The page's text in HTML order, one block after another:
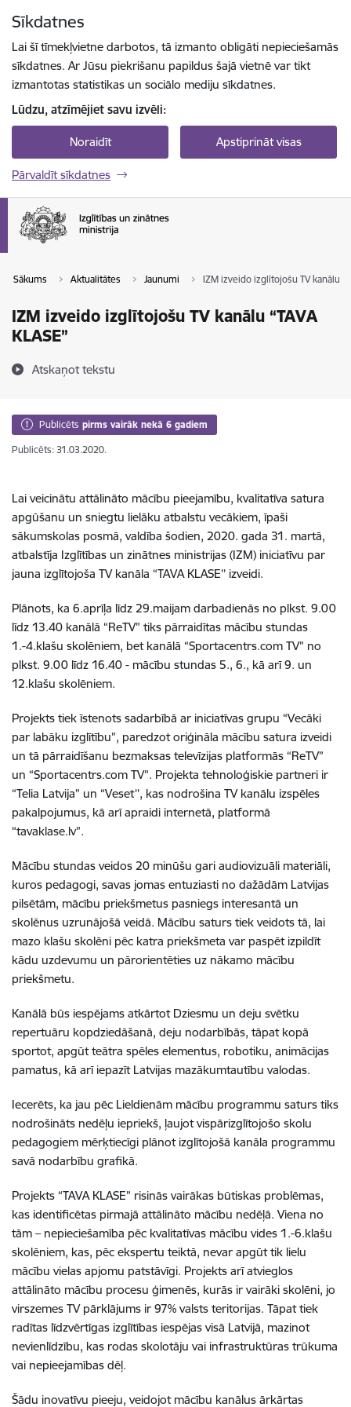
Sīkdatnes
Lai šī tīmekļvietne darbotos, tā izmanto obligāti nepieciešamās
sīkdatnes. Ar Jūsu piekrišanu papildus šajā vietnē var tikt
izmantotas statistikas un sociālo mediju sīkdatnes.
Lūdzu, atzīmējiet savu izvēli:
Noraidīt Apstiprināt visas
Pārvaldīt sīkdatnes
Sākums Aktualitātes Jaunumi IZM izveido izglītojošu TV kanālu
IZM izveido izglītojošu TV kanālu “TAVA
KLASE”
Atskaņot tekstu
Publicēts pirms vairāk nekā 6 gadiem
Publicēts: 31.03.2020.
Lai veicinātu attālināto mācību pieejamību, kvalitatīva satura
apgūšanu un sniegtu lielāku atbalstu vecākiem, īpaši
sākumskolas posmā, valdība šodien, 2020. gada 31. martā,
atbalstīja Izglītības un zinātnes ministrijas (IZM) iniciatīvu par
jauna izglītojoša TV kanāla “TAVA KLASE’’ izveidi.
Plānots, ka 6.aprīļa līdz 29.maijam darbadienās no plkst. 9.00
līdz 13.40 kanālā “ReTV” tiks pārraidītas mācību stundas
1.-4.klašu skolēniem, bet kanālā “Sportacentrs.com TV” no
plkst. 9.00 līdz 16.40 - mācību stundas 5., 6., kā arī 9. un
12.klašu skolēniem.
Projekts tiek īstenots sadarbībā ar iniciatīvas grupu “Vecāki
par labāku izglītību”, paredzot oriģināla mācību satura izveidi
un tā pārraidīšanu bezmaksas televīzijas platformās “ReTV”
un “Sportacentrs.com TV”. Projekta tehnoloģiskie partneri ir
“Telia Latvija” un “Veset’’, kas nodrošina TV kanālu izspēles
pakalpojumus, kā arī apraidi internetā, platformā
“tavaklase.lv”.
Mācību stundas veidos 20 minūšu gari audiovizuāli materiāli,
kuros pedagogi, savas jomas entuziasti no dažādām Latvijas
pilsētām, mācību priekšmetus pasniegs interesantā un
skolēnus uzrunājošā veidā. Mācību saturs tiek veidots tā, lai
mazo klašu skolēni pēc katra priekšmeta var paspēt izpildīt
kādu uzdevumu un pārorientēties uz nākamo mācību
priekšmetu.
Kanālā būs iespējams atkārtot Dziesmu un deju svētku
repertuāru kopdziedāšanā, deju nodarbībās, tāpat kopā
sportot, apgūt teātra spēles elementus, robotiku, animācijas
pamatus, kā arī iepazīt Latvijas mazākumtautību valodas.
Iecerēts, ka jau pēc Lieldienām mācību programmu saturs tiks
nodrošināts nedēļu iepriekš, ļaujot vispārizglītojošo skolu
pedagogiem mērķtiecīgi plānot izglītojošā kanāla programmu
savā nodarbību grafikā.
Projekts “TAVA KLASE” risinās vairākas būtiskas problēmas,
kas identificētas pirmajā attālināto mācību nedēļā. Viena no
tām – nepieciešamība pēc kvalitatīvas mācību vides 1.-6.klašu
skolēniem, kas, pēc ekspertu teiktā, nevar apgūt tik lielu
mācību vielas apjomu patstāvīgi. Projekts arī atvieglos
attālināto mācību procesu ģimenēs, kurās ir vairāki skolēni, jo
virszemes TV pārklājums ir 97% valsts teritorijas. Tāpat tiek
radītas līdzvērtīgas izglītības iespējas visā Latvijā, mazinot
nevienlīdzību, kas rodas skolotāju vai infrastruktūras trūkuma
vai nepieejamības dēļ.
Šādu inovatīvu pieeju, veidojot mācību kanālus ārkārtas